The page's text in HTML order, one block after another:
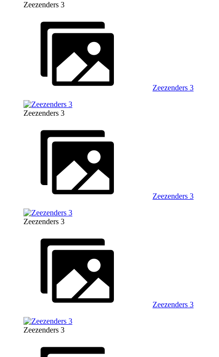
Zeezenders 3
Zeezenders 3
Zeezenders 3
Zeezenders 3
Zeezenders 3
Zeezenders 3
Zeezenders 3